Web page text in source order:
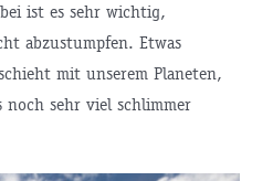
ist es sehr wichtig,
abzustumpfen. Etwas
mit unserem Planeten,
noch sehr viel schlimmer